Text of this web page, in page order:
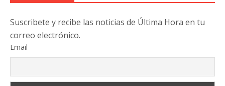
Suscribete y recibe las noticias de Última Hora en tu
correo electrónico.
Email